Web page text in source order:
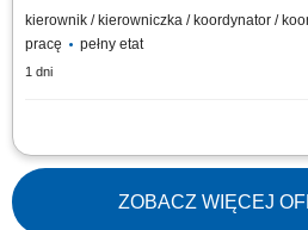
kierownik / kierowniczka / koordynator /
pracę
pełny etat
1 dni
Opis stanowiska Rozwijanie sprzedaży
biznesowych na wyznaczonym obszarze.
kontrahentów oraz budowanie
Prowadzenie spotkań, przygotowywanie
ZOBACZ WIĘCEJ